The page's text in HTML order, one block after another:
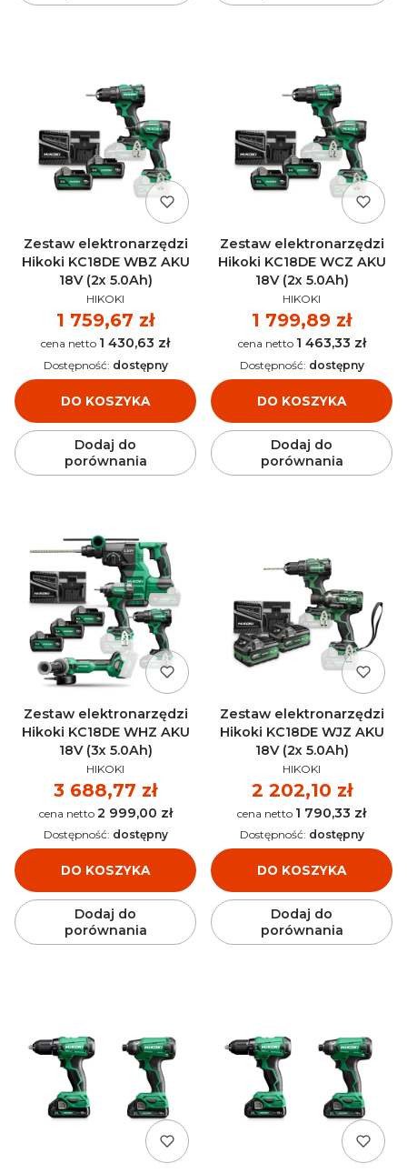
Zestaw elektronarzędzi
Hikoki KC18DE WBZ AKU
18V (2x 5.0Ah)
PRODUCENT
HIKOKI
Cena
1 759,67 zł
Cena 1 430,63 zł
DO KOSZYKA
Dostępność: dostępny
Dodaj do
porównania
Zestaw elektronarzędzi
Hikoki KC18DE WCZ AKU
18V (2x 5.0Ah)
PRODUCENT
HIKOKI
Cena
1 799,89 zł
Cena 1 463,33 zł
DO KOSZYKA
Dostępność: dostępny
Dodaj do
porównania
Zestaw elektronarzędzi
Hikoki KC18DE WHZ AKU
18V (3x 5.0Ah)
PRODUCENT
HIKOKI
Cena
3 688,77 zł
Cena 2 999,00 zł
DO KOSZYKA
Dostępność: dostępny
Dodaj do
porównania
Zestaw elektronarzędzi
Hikoki KC18DE WJZ AKU
18V (2x 5.0Ah)
PRODUCENT
HIKOKI
Cena
2 202,10 zł
Cena 1 790,33 zł
DO KOSZYKA
Dostępność: dostępny
Dodaj do
porównania